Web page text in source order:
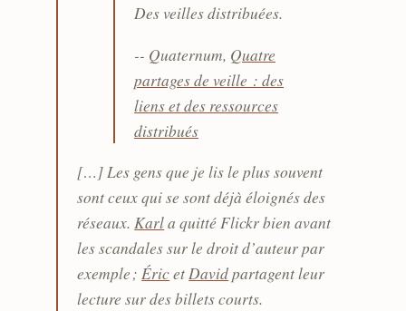
Des veilles distribuées.
-- Quaternum, Quatre
partages de veille : des
liens et des ressources
distribués
[…] Les gens que je lis le plus souvent
sont ceux qui se sont déjà éloignés des
réseaux.Karla quitté Flickr bien avant
les scandales sur le droit d’auteur par
exemple ;ÉricetDavidpartagent leur
lecture sur des billets courts.